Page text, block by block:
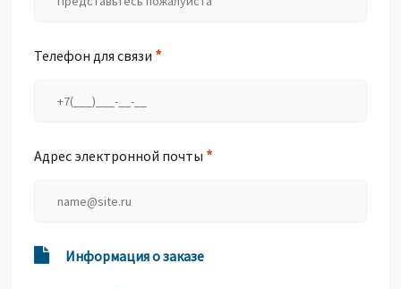
Телефон для связи *
Адрес электронной почты *
Информация о заказе